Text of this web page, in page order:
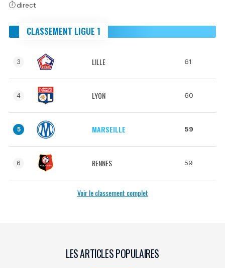
direct
CLASSEMENT LIGUE 1
3 LILLE 61
4 LYON 60
5 MARSEILLE 59
6 RENNES 59
Voir le classement complet
LES ARTICLES POPULAIRES